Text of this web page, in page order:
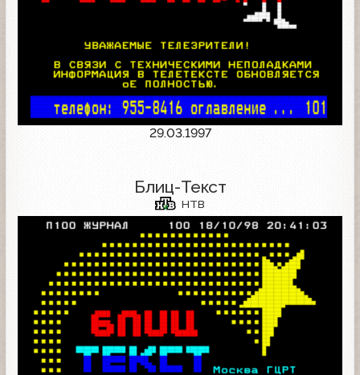
29.03.1997
Блиц-Текст
НТВ